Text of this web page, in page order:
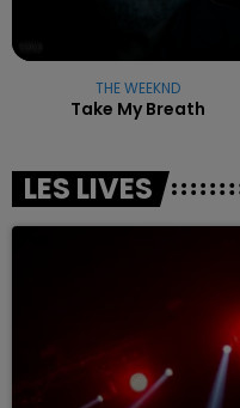
THE WEEKND
Take My Breath
LES LIVES